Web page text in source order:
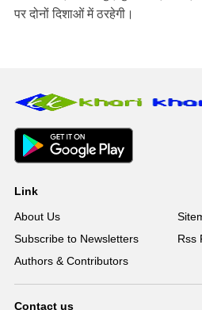
पर दोनों दिशाओं में ठरहेगी।
Link
About Us
Subscribe to Newsletters
Rss
Authors & Contributors
Contact us